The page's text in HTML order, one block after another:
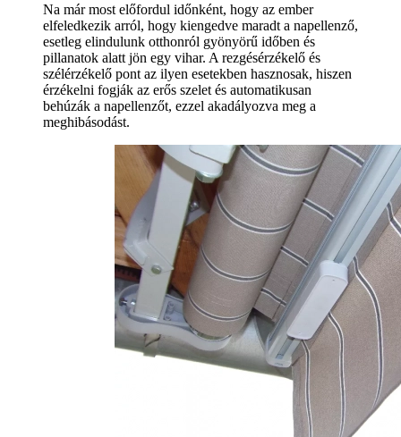
Na már most előfordul időnként, hogy az ember
elfeledkezik arról, hogy kiengedve maradt a napellenző,
esetleg elindulunk otthonról gyönyörű időben és
pillanatok alatt jön egy vihar. A rezgésérzékelő és
szélérzékelő pont az ilyen esetekben hasznosak, hiszen
érzékelni fogják az erős szelet és automatikusan
behúzák a napellenzőt, ezzel akadályozva meg a
meghibásodást.